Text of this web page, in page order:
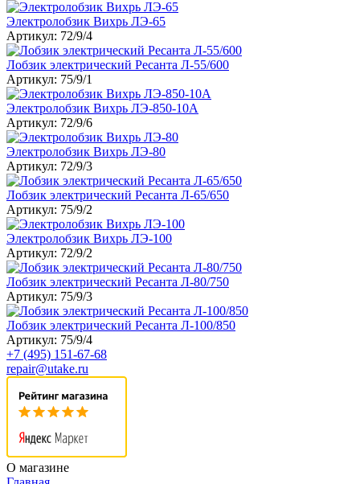
Электролобзик Вихрь ЛЭ-65
Артикул: 72/9/4
Лобзик электрический Ресанта Л-55/600
Артикул: 75/9/1
Электролобзик Вихрь ЛЭ-850-10А
Артикул: 72/9/6
Электролобзик Вихрь ЛЭ-80
Артикул: 72/9/3
Лобзик электрический Ресанта Л-65/650
Артикул: 75/9/2
Электролобзик Вихрь ЛЭ-100
Артикул: 72/9/2
Лобзик электрический Ресанта Л-80/750
Артикул: 75/9/3
Лобзик электрический Ресанта Л-100/850
Артикул: 75/9/4
+7 (495) 151-67-68
repair@utake.ru
О магазине